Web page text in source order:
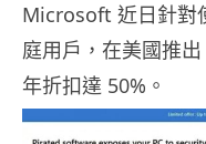
Microsoft 近日針對
庭用戶，在美國推
年折扣達 50%。